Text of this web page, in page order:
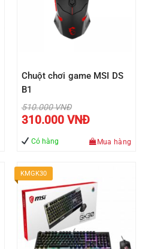
Chuột chơi game MSI DS
B1
510.000VNĐ
Giá
gốc
là:
310.000 VNĐ
là:
310.000
Có hàng Mua hàng
KMGK30